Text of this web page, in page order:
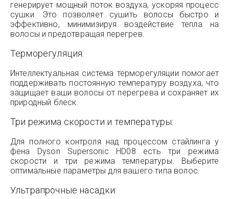
генерирует мощный поток воздуха, ускоряя процесс
сушки. Это позволяет сушить волосы быстро и
эффективно, минимизируя воздействие тепла на
волосы и предотвращая перегрев.
Терморегуляция:
Интеллектуальная система терморегуляции помогает
поддерживать постоянную температуру воздуха, что
защищает ваши волосы от перегрева и сохраняет их
природный блеск.
Три режима скорости и температуры:
Для полного контроля над процессом стайлинга у
фена Dyson Supersonic HD08 есть три режима
скорости и три режима температуры. Выберите
оптимальные параметры для вашего типа волос.
Ультрапрочные насадки: